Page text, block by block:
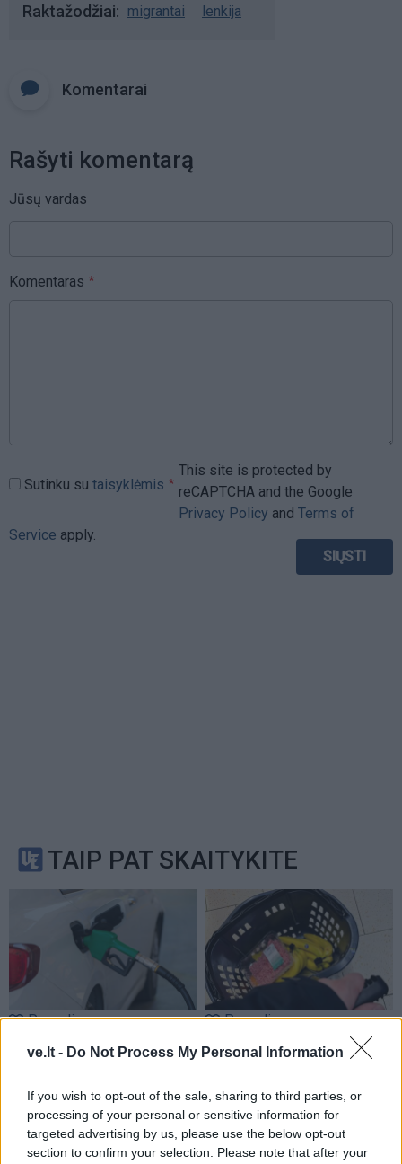
ve.lt - Do Not Process My Personal Information
If you wish to opt-out of the sale, sharing to third parties, or
processing of your personal or sensitive information for
targeted advertising by us, please use the below opt-out
section to confirm your selection. Please note that after your
Raktažodžiai migrantai lenkija
Komentarai
Rašyti komentarą
Jūsų vardas
Komentaras
Sutinku su taisyklėmis
This site is protected by
reCAPTCHA and the Google
Privacy Policy and Terms of
Service apply.
TAIP PAT SKAITYKITE
Pasaulis
JK vairuotojai kasdien
tūkstančių svarų
Pasaulis
Sausra Anglijoje:
britiškų maisto produktų,
kils kainos